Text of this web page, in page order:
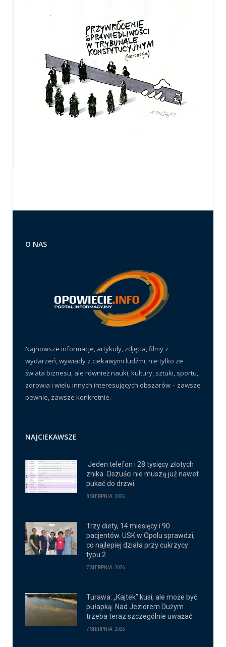
O NAS
Najnowsze informacje, artykuły, zdjęcia, filmy z
wydarzeń, wywiady z ciekawymi ludźmi, nie tylko ze
świata biznesu, ale również nauki, kultury, sztuki, sportu,
zdrowia i wielu innych interesujących obszarów – zawsze
pewnie, zawsze konkretnie.
NAJCIEKAWSZE
Jeden telefon i 28 tysięcy złotych
znika. Oszuści nie muszą już nawet
pukać do drzwi
8 SIERPNIA 2026
Trzy diety, 14 miesięcy i 90
pacjentów. USK w Opolu sprawdzi,
co najlepiej działa przy cukrzycy
typu 2
7 SIERPNIA 2026
Turawa: „Kajtek” kusi, ale może być
pułapką. Nad Jeziorem Dużym
trzeba teraz szczególnie uważać
7 SIERPNIA 2026